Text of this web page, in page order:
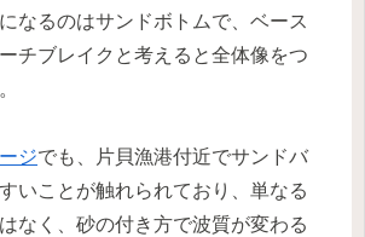
なるのはサンドボトムで、ベース
チブレイクと考えると全体像をつ
ジでも、片貝漁港付近でサンドバ
いことが触れられており、単なる
なく、砂の付き方で波質が変わる